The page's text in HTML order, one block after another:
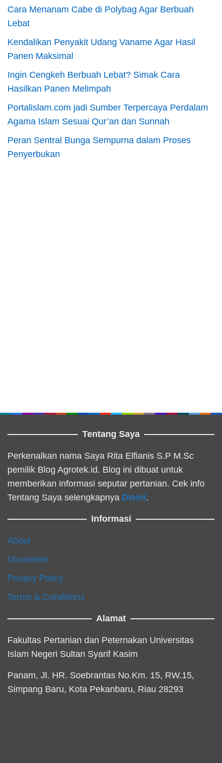
Cara Menanam Cabe di Polybag Agar Berbuah
Lebat
Kendalikan Penyakit Udang Vaname Agar Hasil
Panen Maksimal
Ingin Cengkeh Berbuah Lebat? Simak Cara
Hasilkan Panen Melimpah
Portalislam.com jadi Sumber Terpercaya Perdalam
Agama Islam Sesuai Qur’an dan Sunnah
Peran Sentral Bunga Sempurna dalam Proses
Penyerbukan
Tentang Saya
Perkenalkan nama Saya Rita Elfianis S.P M.Sc
pemilik Blog Agrotek.id. Blog ini dibuat untuk
memberikan informasi seputar pertanian. Cek info
Tentang Saya selengkapnya Disini.
Informasi
About
Disclaimer
Privacy Policy
Terms & Conditions
Alamat
Fakultas Pertanian dan Peternakan Universitas
Islam Negeri Sultan Syarif Kasim
Panam, Jl. HR. Soebrantas No.Km. 15, RW.15,
Simpang Baru, Kota Pekanbaru, Riau 28293